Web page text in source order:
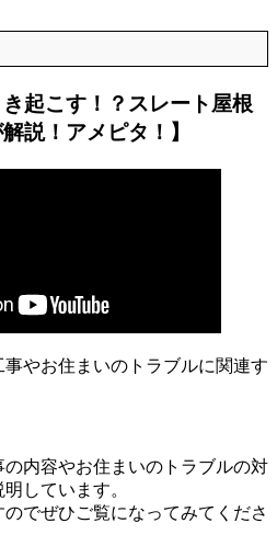
起こす！？スレート屋根
説！アメピタ！】
やお住まいのトラブルに関連す
内容やお住まいのトラブルの対
しています。
でぜひご覧になってみてくださ